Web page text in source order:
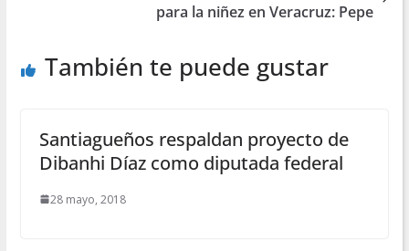
para la niñez en Veracruz: Pepe
También te puede gustar
Santiagueños respaldan proyecto de
Dibanhi Díaz como diputada federal
28 mayo, 2018